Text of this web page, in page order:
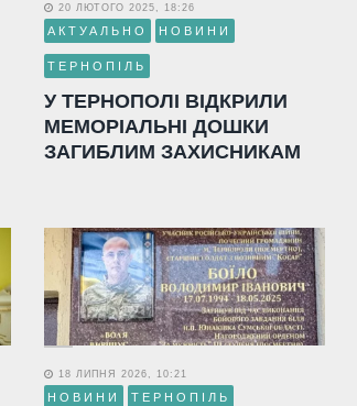
20 ЛЮТОГО 2025, 18:26
АКТУАЛЬНО НОВИНИ
ТЕРНОПІЛЬ
У ТЕРНОПОЛІ ВІДКРИЛИ
МЕМОРІАЛЬНІ ДОШКИ
ЗАГИБЛИМ ЗАХИСНИКАМ
18 ЛИПНЯ 2026, 10:21
НОВИНИ ТЕРНОПІЛЬ